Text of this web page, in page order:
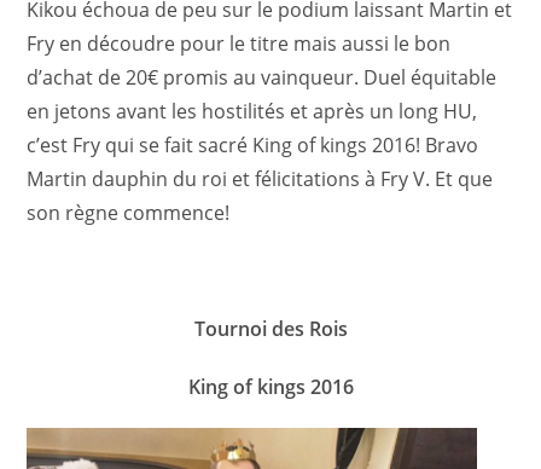
Kikou échoua de peu sur le podium laissant Martin et
Fry en découdre pour le titre mais aussi le bon
d’achat de 20€ promis au vainqueur. Duel équitable
en jetons avant les hostilités et après un long HU,
c’est Fry qui se fait sacré King of kings 2016! Bravo
Martin dauphin du roi et félicitations à Fry V. Et que
son règne commence!
Tournoi des Rois
King of kings 2016